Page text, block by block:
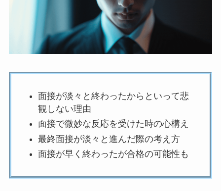
面接が淡々と終わったからといって悲
観しない理由
面接で微妙な反応を受けた時の心構え
最終面接が淡々と進んだ際の考え方
面接が早く終わったが合格の可能性も